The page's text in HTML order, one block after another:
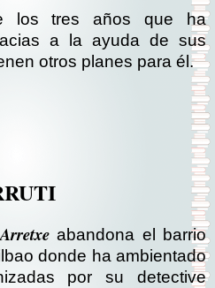
los tres años que ha
a la ayuda de sus
otros planes para él.
abandona el barrio
donde ha ambientado
por su detective